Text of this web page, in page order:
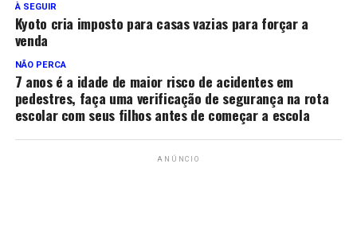
À SEGUIR
Kyoto cria imposto para casas vazias para forçar a
venda
NÃO PERCA
7 anos é a idade de maior risco de acidentes em
pedestres, faça uma verificação de segurança na rota
escolar com seus filhos antes de começar a escola
ANÚNCIO